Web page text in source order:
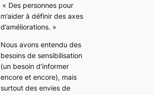
« Des personnes pour
m’aider à définir des axes
d’améliorations. »
Nous avons entendu des
besoins de sensibilisation
(un besoin d’informer
encore et encore), mais
surtout des envies de